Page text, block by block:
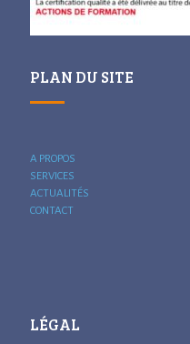
PLAN DU SITE
A PROPOS
SERVICES
ACTUALITÉS
CONTACT
LÉGAL